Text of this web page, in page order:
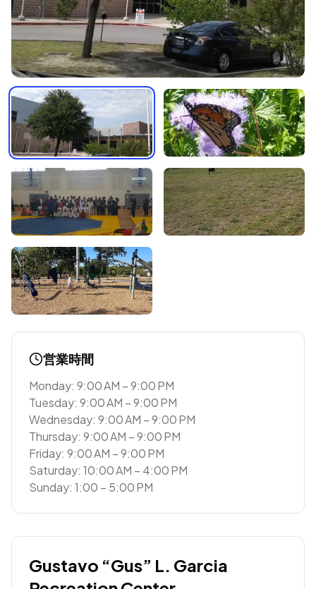
営業時間
Monday: 9:00 AM – 9:00 PM
Tuesday: 9:00 AM – 9:00 PM
Wednesday: 9:00 AM – 9:00 PM
Thursday: 9:00 AM – 9:00 PM
Friday: 9:00 AM – 9:00 PM
Saturday: 10:00 AM – 4:00 PM
Sunday: 1:00 – 5:00 PM
Gustavo “Gus” L. Garcia